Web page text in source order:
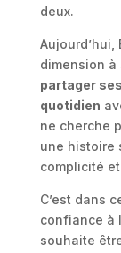
deux.
dimension à
partager
quotidien
ne cherche
une histoire
complicité
C’est dans
confiance à
souhaite